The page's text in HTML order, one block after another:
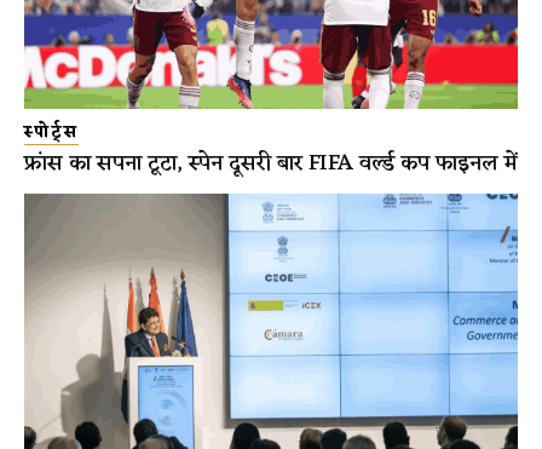
स्पोर्ट्स
फ्रांस का सपना टूटा, स्पेन दूसरी बार FIFA वर्ल्ड कप फाइनल में